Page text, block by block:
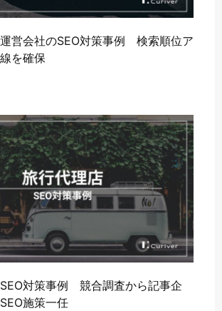
営会社のSEO対策事例 検索順位ア
を確保
対策事例 競合調査から記事企
施策一任